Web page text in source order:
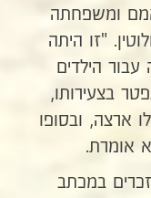
ומשפחתה
"זו היתה
הילדים
בצעירותו,
ובסופו
אומרת.
במכתב